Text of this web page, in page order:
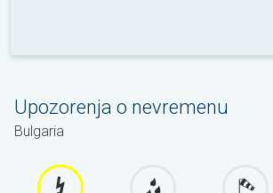
Upozorenja o nevremenu
Bulgaria